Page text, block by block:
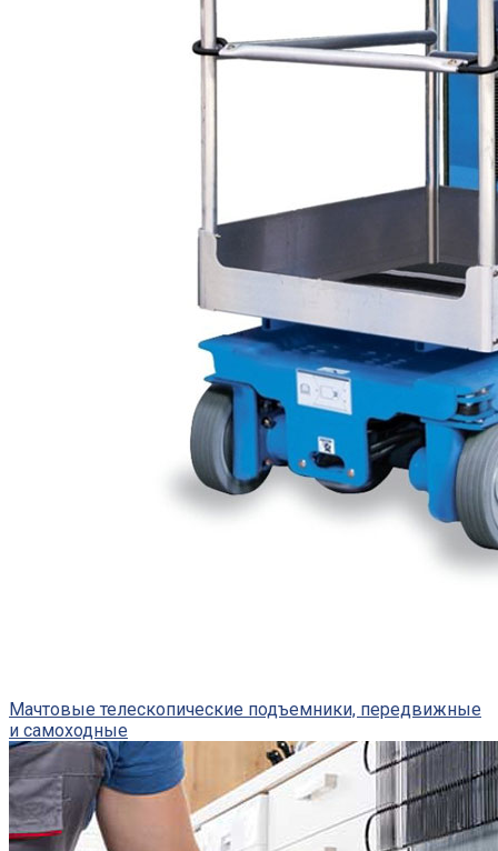
Мачтовые телескопические подъемники, передвижные
и самоходные